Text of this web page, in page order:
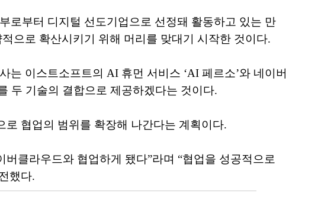
로부터 디지털 선도기업으로 선정돼 활동하고 있는 만
으로 확산시키기 위해 머리를 맞대기 시작한 것이다.
이스트소프트의 AI 휴먼 서비스 ‘AI 페르소’와 네이버
두 기술의 결합으로 제공하겠다는 것이다.
협업의 범위를 확장해 나간다는 계획이다.
클라우드와 협업하게 됐다”라며 “협업을 성공적으로
했다.